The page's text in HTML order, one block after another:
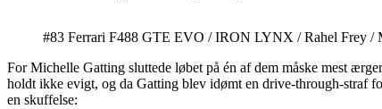
#83 Ferrari F488 GTE EVO / IRON LYNX / Rahel Frey /
For Michelle Gatting sluttede løbet på én af dem måske mest
holdt ikke evigt, og da Gatting blev idømt en drive-through-straf
en skuffelse: